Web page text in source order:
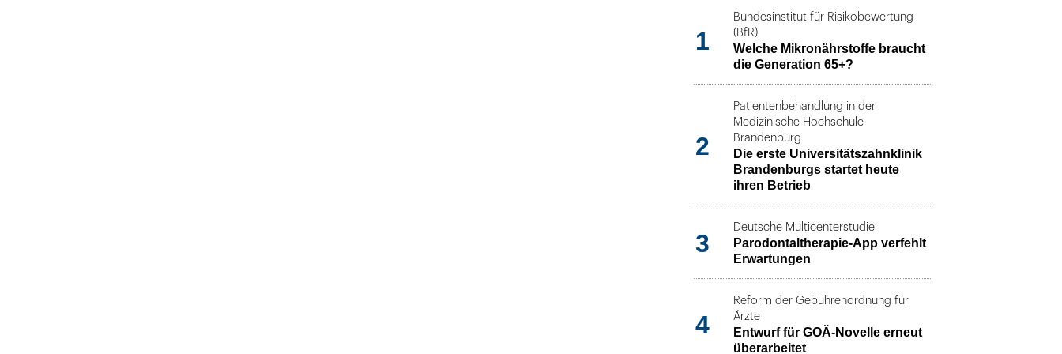
1
Bundesinstitut für Risikobewertung
(BfR)
Welche Mikronährstoffe braucht
die Generation 65+?
2
Patientenbehandlung in der
Medizinische Hochschule
Brandenburg
Die erste Universitätszahnklinik
Brandenburgs startet heute
ihren Betrieb
3
Deutsche Multicenterstudie
Parodontaltherapie-App verfehlt
Erwartungen
4
Reform der Gebührenordnung für
Ärzte
Entwurf für GOÄ-Novelle erneut
überarbeitet